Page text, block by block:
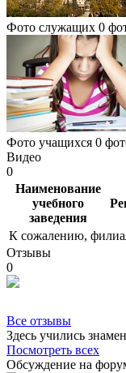
Фото служащих 0
Фото учащихся 0
Видео
0
Наименование
учебного
заведения
К сожалению,
Отзывы
0
Все отзывы
Здесь учились
Посмотреть всех
Обсуждение на